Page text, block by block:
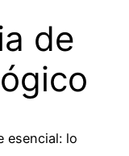
de
esencial: lo